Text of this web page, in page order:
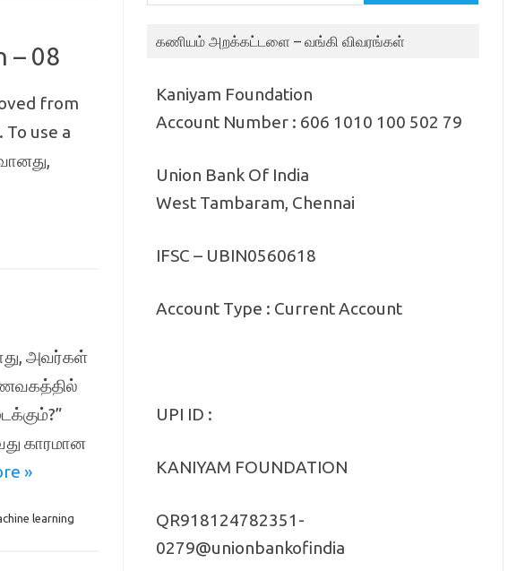
– 08
from
use a
அவர்கள்
காரமான
»
learning
கணியம் அறக்கட்டளை – வங்கி விவரங்கள்
Kaniyam Foundation
Account Number : 606 1010 100 502 79
Union Bank Of India
West Tambaram, Chennai
IFSC – UBIN0560618
Account Type : Current Account
UPI ID :
KANIYAM FOUNDATION
QR918124782351-
0279@unionbankofindia